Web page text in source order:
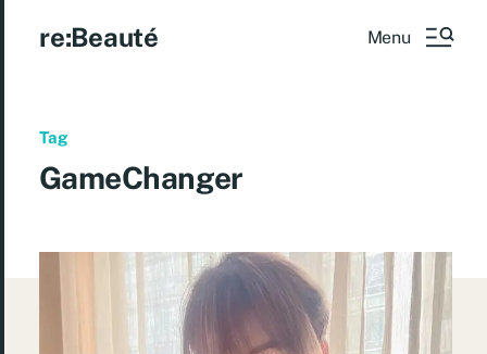
re:Beauté Menu
Tag
GameChanger